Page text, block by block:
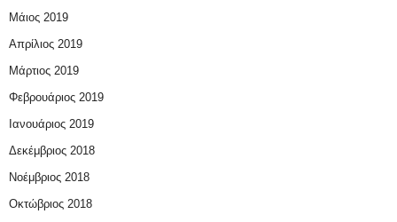
Μάιος 2019
Απρίλιος 2019
Μάρτιος 2019
Φεβρουάριος 2019
Ιανουάριος 2019
Δεκέμβριος 2018
Νοέμβριος 2018
Οκτώβριος 2018